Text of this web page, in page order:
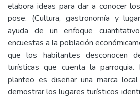
elabora ideas para dar a conocer
pose. (Cultura, gastronomía y
ayuda de un enfoque
encuestas a la población
que los habitantes desconocen
turísticas que cuenta la
planteo es diseñar una marca
demostrar los lugares turísticos